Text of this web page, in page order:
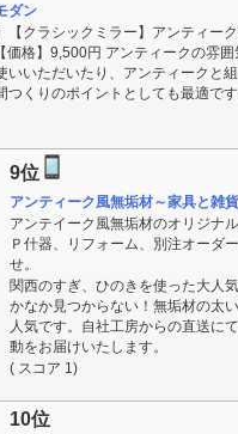
ダン
【クラシックミラー】アンティー
価格】9,500円 アンティークの雰
いいただいたり、アンティークと
つくりのポイントとしても最適です
9位
アンティーク風無垢材～家具と雑
アンテイーク風無垢材のオリジナ
Ｐ什器、リフォーム、別注オーダ
せ。
関西のすぎ、ひのきを使った大人
かなか見つからない！無垢材の太
人気です。自社工房からの直送に
動をお届けいたします。
( スコア 1)
10位